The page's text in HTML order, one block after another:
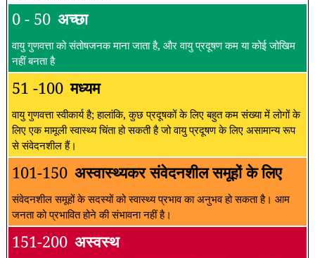
0 - 50 अच्छा
वायु गुणवत्ता को संतोषजनक माना जाता है, और वायु प्रदूषण कम या कोई जोखिम
नहीं बनता है
51 -100 मध्यम
वायु गुणवत्ता स्वीकार्य है; हालांकि, कुछ प्रदूषकों के लिए बहुत कम संख्या में लोगों के
लिए एक मामूली स्वास्थ्य चिंता हो सकती है जो वायु प्रदूषण के लिए असामान्य रूप
से संवेदनशील हैं।
101-150 अस्वास्थ्यकर संवेदनशील समूहों के लिए
संवेदनशील समूहों के सदस्यों को स्वास्थ्य प्रभाव का अनुभव हो सकता है। आम
जनता को प्रभावित होने की संभावना नहीं है।
151-200 अस्वस्थ